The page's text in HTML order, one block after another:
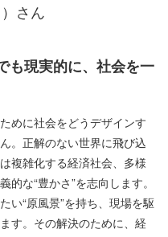
さん
も現実的に、社会を一
めに社会をどうデザインす
。正解のない世界に飛び込
複雑化する経済社会、多様
な“豊かさ”を志向します。
い“原風景”を持ち、現場を駆
す。その解決のために、経